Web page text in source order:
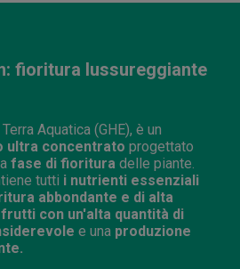
fioritura lussureggiante
Aquatica (GHE), è un
ultra concentrato progettato
fase di fioritura delle piante.
tutti i nutrienti essenziali
abbondante e di alta
frutti con un'alta quantità di
e una produzione